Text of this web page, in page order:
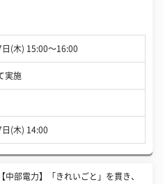
(木) 15:00〜16:00
実施
(木) 14:00
【中部電力】「きれいごと」を貫き、